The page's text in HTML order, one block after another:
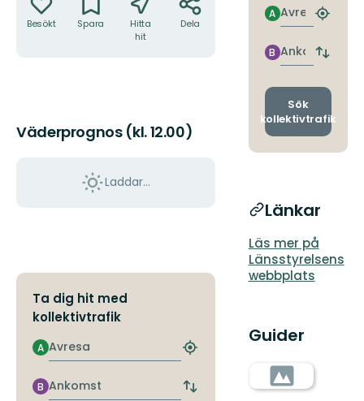
Besökt Spara
Hitta
hit
Dela
Väderprognos (kl. 12.00)
Laddar...
Ta dig hit med
kollektivtrafik
Avresa
A
Hitta
hållplats
Ankomst
B
Byt
Avresa
A
Hitta
Ankomst
B
Byt
och
Sök
kollektivtrafik
Länkar
Läs mer på
Länsstyrelsens
webbplats
Guider